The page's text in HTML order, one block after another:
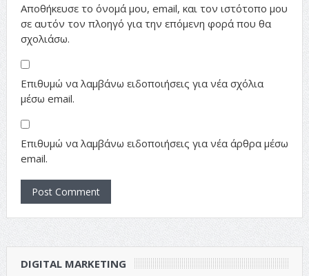
Αποθήκευσε το όνομά μου, email, και τον ιστότοπο μου
σε αυτόν τον πλοηγό για την επόμενη φορά που θα
σχολιάσω.
Επιθυμώ να λαμβάνω ειδοποιήσεις για νέα σχόλια
μέσω email.
Επιθυμώ να λαμβάνω ειδοποιήσεις για νέα άρθρα μέσω
email.
DIGITAL MARKETING